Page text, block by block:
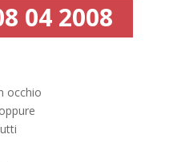
04 2008
occhio